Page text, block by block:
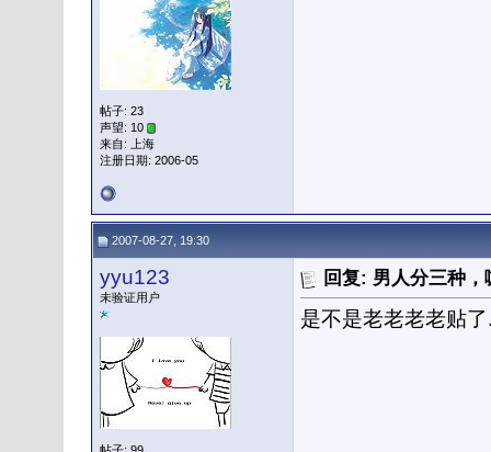
帖子: 23
声望: 10
来自: 上海
注册日期: 2006-05
2007-08-27, 19:30
yyu123
未验证用户
回复: 男人分三种
是不是老老老老贴了